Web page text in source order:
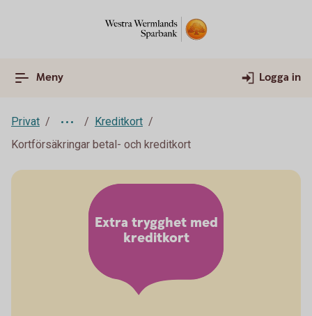
Meny Logga in
Privat
Kreditkort
Kortförsäkringar betal- och kreditkort
Extra trygghet med
kreditkort